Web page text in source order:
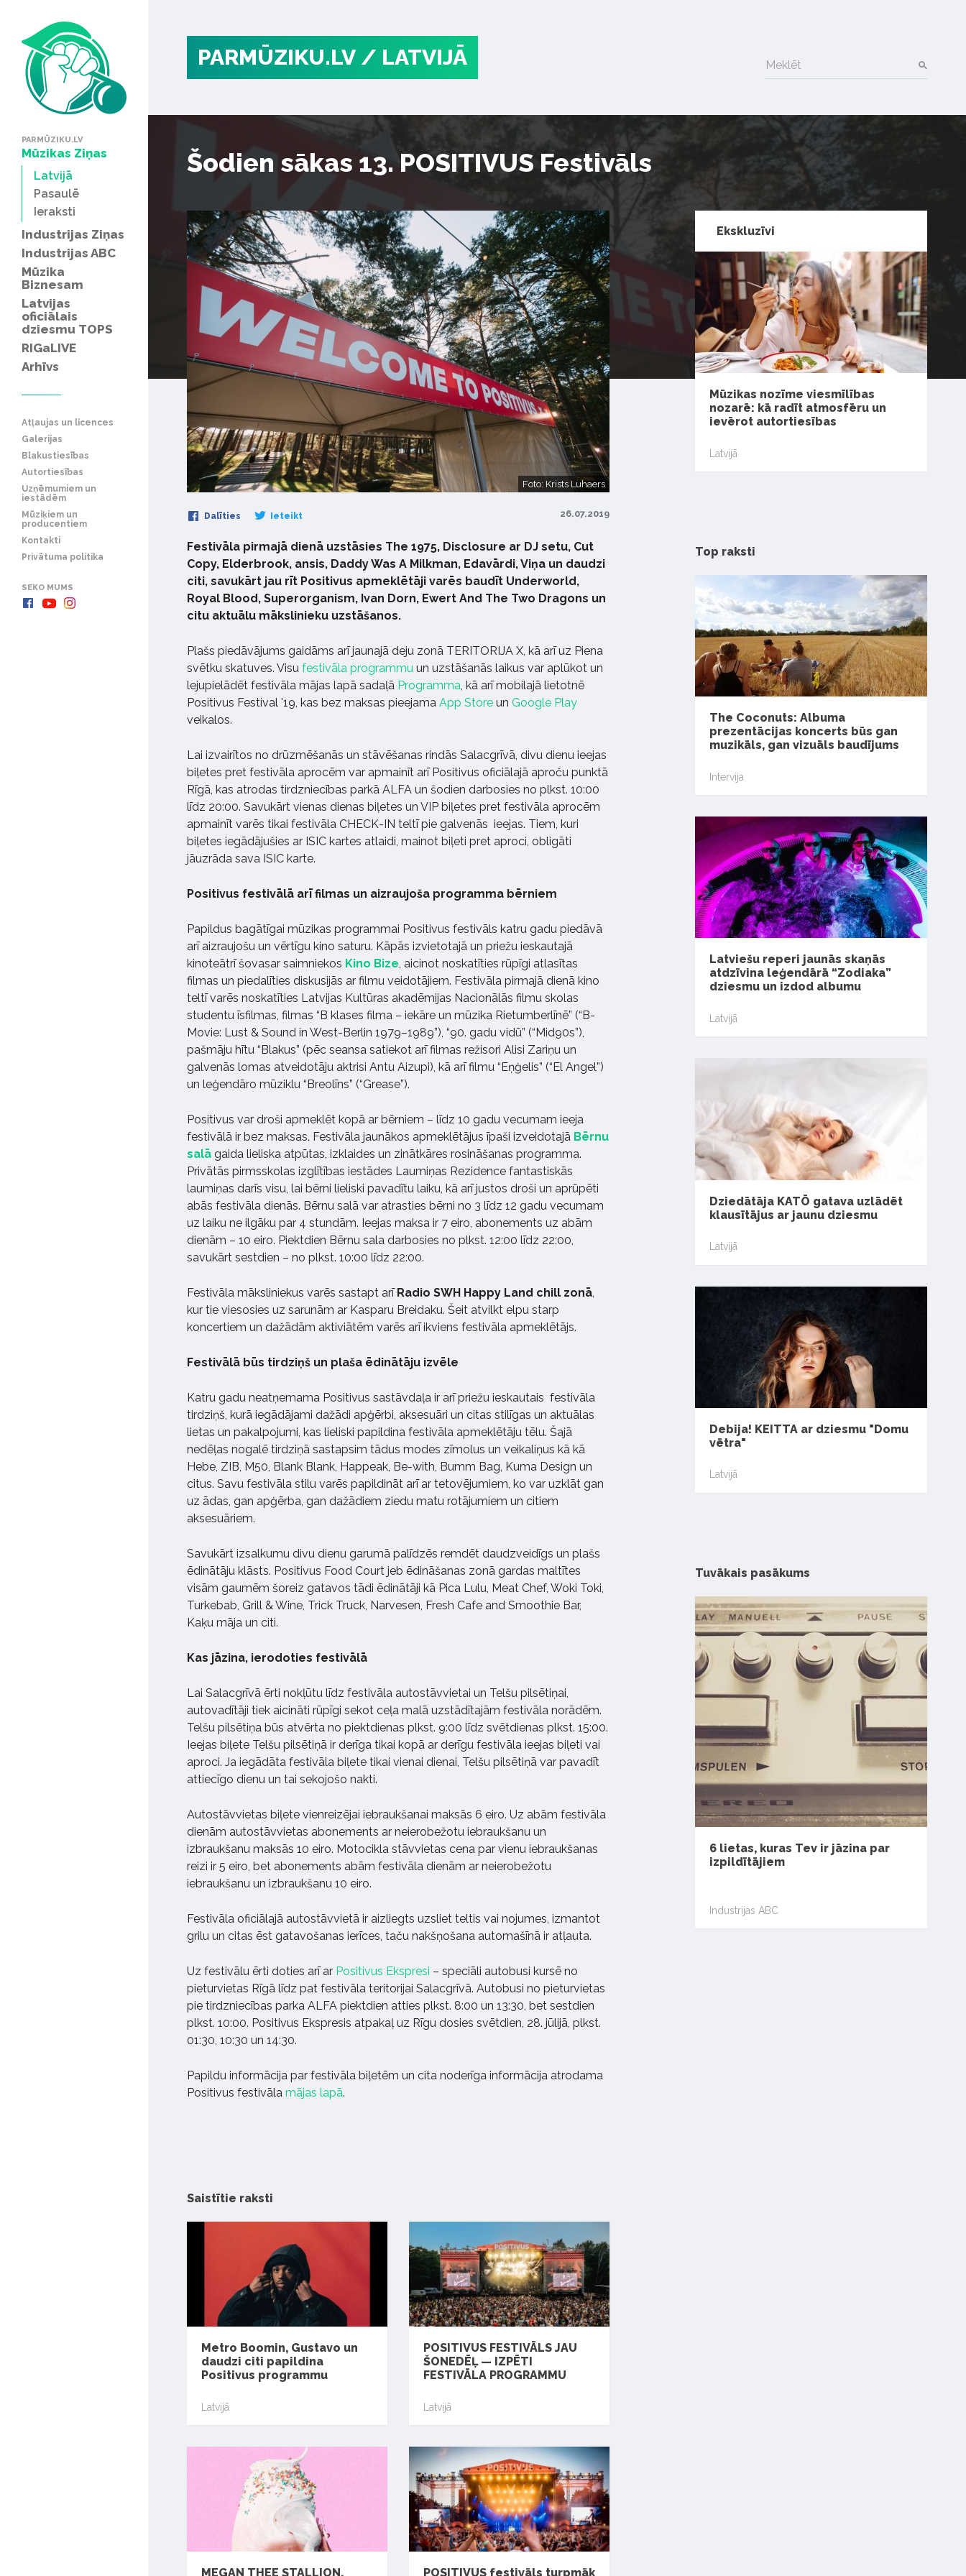
PARMŪZIKU.LV
Mūzikas Ziņas
Latvijā
Pasaulē
Ieraksti
Industrijas Ziņas
Industrijas ABC
Mūzika
Biznesam
Latvijas
oficiālais
dziesmu TOPS
RIGaLIVE
Arhīvs
Atļaujas un licences
Galerijas
Blakustiesības
Autortiesības
Uzņēmumiem un
iestādēm
Mūziķiem un
producentiem
Kontakti
Privātuma politika
SEKO MUMS
PARMŪZIKU.LV / LATVIJĀ Meklēt
Šodien sākas 13. POSITIVUS Festivāls
Foto: Krists Luhaers
Dalīties Ieteikt 26.07.2019
Festivāla pirmajā dienā uzstāsies The 1975, Disclosure ar DJ setu, Cut
Copy, Elderbrook, ansis, Daddy Was A Milkman, Edavārdi, Viņa un daudzi
citi, savukārt jau rīt Positivus apmeklētāji varēs baudīt Underworld,
Royal Blood, Superorganism, Ivan Dorn, Ewert And The Two Dragons un
citu aktuālu mākslinieku uzstāšanos.
Plašs piedāvājums gaidāms arī jaunajā deju zonā TERITORIJA X, kā arī uz Piena
svētku skatuves. Visu festivāla programmu un uzstāšanās laikus var aplūkot un
lejupielādēt festivāla mājas lapā sadaļā Programma, kā arī mobilajā lietotnē
Positivus Festival '19, kas bez maksas pieejama App Store un Google Play
veikalos.
Lai izvairītos no drūzmēšanās un stāvēšanas rindās Salacgrīvā, divu dienu ieejas
biļetes pret festivāla aprocēm var apmainīt arī Positivus oficiālajā aproču punktā
Rīgā, kas atrodas tirdzniecības parkā ALFA un šodien darbosies no plkst. 10:00
līdz 20:00. Savukārt vienas dienas biļetes un VIP biļetes pret festivāla aprocēm
apmainīt varēs tikai festivāla CHECK-IN teltī pie galvenās ieejas. Tiem, kuri
biļetes iegādājušies ar ISIC kartes atlaidi, mainot biļeti pret aproci, obligāti
jāuzrāda sava ISIC karte.
Positivus festivālā arī filmas un aizraujoša programma bērniem
Papildus bagātīgai mūzikas programmai Positivus festivāls katru gadu piedāvā
arī aizraujošu un vērtīgu kino saturu. Kāpās izvietotajā un priežu ieskautajā
kinoteātrī šovasar saimniekos Kino Bize, aicinot noskatīties rūpīgi atlasītas
filmas un piedalīties diskusijās ar filmu veidotājiem. Festivāla pirmajā dienā kino
teltī varēs noskatīties Latvijas Kultūras akadēmijas Nacionālās filmu skolas
studentu īsfilmas, filmas “B klases filma – iekāre un mūzika Rietumberlīnē” (“B-
Movie: Lust & Sound in West-Berlin 1979–1989”), “90. gadu vidū” (“Mid90s”),
pašmāju hītu “Blakus” (pēc seansa satiekot arī filmas režisori Alisi Zariņu un
galvenās lomas atveidotāju aktrisi Antu Aizupi), kā arī filmu “Eņģelis” (“El Angel”)
un leģendāro mūziklu “Breolīns” (“Grease”).
Positivus var droši apmeklēt kopā ar bērniem – līdz 10 gadu vecumam ieeja
festivālā ir bez maksas. Festivāla jaunākos apmeklētājus īpaši izveidotajā Bērnu
salā gaida lieliska atpūtas, izklaides un zinātkāres rosināšanas programma.
Privātās pirmsskolas izglītības iestādes Laumiņas Rezidence fantastiskās
laumiņas darīs visu, lai bērni lieliski pavadītu laiku, kā arī justos droši un aprūpēti
abās festivāla dienās. Bērnu salā var atrasties bērni no 3 līdz 12 gadu vecumam
uz laiku ne ilgāku par 4 stundām. Ieejas maksa ir 7 eiro, abonements uz abām
dienām – 10 eiro. Piektdien Bērnu sala darbosies no plkst. 12:00 līdz 22:00,
savukārt sestdien – no plkst. 10:00 līdz 22:00.
Festivāla māksliniekus varēs sastapt arī Radio SWH Happy Land chill zonā,
kur tie viesosies uz sarunām ar Kasparu Breidaku. Šeit atvilkt elpu starp
koncertiem un dažādām aktiviātēm varēs arī ikviens festivāla apmeklētājs.
Festivālā būs tirdziņš un plaša ēdinātāju izvēle
Katru gadu neatņemama Positivus sastāvdaļa ir arī priežu ieskautais festivāla
tirdziņš, kurā iegādājami dažādi apģērbi, aksesuāri un citas stilīgas un aktuālas
lietas un pakalpojumi, kas lieliski papildina festivāla apmeklētāju tēlu. Šajā
nedēļas nogalē tirdziņā sastapsim tādus modes zīmolus un veikaliņus kā kā
Hebe, ZIB, M50, Blank Blank, Happeak, Be-with, Bumm Bag, Kuma Design un
citus. Savu festivāla stilu varēs papildināt arī ar tetovējumiem, ko var uzklāt gan
uz ādas, gan apģērba, gan dažādiem ziedu matu rotājumiem un citiem
aksesuāriem.
Savukārt izsalkumu divu dienu garumā palīdzēs remdēt daudzveidīgs un plašs
ēdinātāju klāsts. Positivus Food Court jeb ēdināšanas zonā gardas maltītes
visām gaumēm šoreiz gatavos tādi ēdinātāji kā Pica Lulu, Meat Chef, Woki Toki,
Turkebab, Grill & Wine, Trick Truck, Narvesen, Fresh Cafe and Smoothie Bar,
Kaķu māja un citi.
Kas jāzina, ierodoties festivālā
Lai Salacgrīvā ērti nokļūtu līdz festivāla autostāvvietai un Telšu pilsētiņai,
autovadītāji tiek aicināti rūpīgi sekot ceļa malā uzstādītajām festivāla norādēm.
Telšu pilsētiņa būs atvērta no piektdienas plkst. 9:00 līdz svētdienas plkst. 15:00.
Ieejas biļete Telšu pilsētiņā ir derīga tikai kopā ar derīgu festivāla ieejas biļeti vai
aproci. Ja iegādāta festivāla biļete tikai vienai dienai, Telšu pilsētiņā var pavadīt
attiecīgo dienu un tai sekojošo nakti.
Autostāvvietas biļete vienreizējai iebraukšanai maksās 6 eiro. Uz abām festivāla
dienām autostāvvietas abonements ar neierobežotu iebraukšanu un
izbraukšanu maksās 10 eiro. Motocikla stāvvietas cena par vienu iebraukšanas
reizi ir 5 eiro, bet abonements abām festivāla dienām ar neierobežotu
iebraukšanu un izbraukšanu 10 eiro.
Festivāla oficiālajā autostāvvietā ir aizliegts uzsliet teltis vai nojumes, izmantot
grilu un citas ēst gatavošanas ierīces, taču nakšņošana automašīnā ir atļauta.
Uz festivālu ērti doties arī ar Positivus Ekspresi – speciāli autobusi kursē no
pieturvietas Rīgā līdz pat festivāla teritorijai Salacgrīvā. Autobusi no pieturvietas
pie tirdzniecības parka ALFA piektdien atties plkst. 8:00 un 13:30, bet sestdien
plkst. 10:00. Positivus Ekspresis atpakaļ uz Rīgu dosies svētdien, 28. jūlijā, plkst.
01:30, 10:30 un 14:30.
Papildu informācija par festivāla biļetēm un cita noderīga informācija atrodama
Positivus festivāla mājas lapā.
Saistītie raksti
Metro Boomin, Gustavo un
daudzi citi papildina
Positivus programmu
Latvijā
POSITIVUS FESTIVĀLS JAU
ŠONEDĒĻ — IZPĒTI
FESTIVĀLA PROGRAMMU
Latvijā
MEGAN THEE STALLION, POSITIVUS festivāls turpmāk
Ekskluzīvi
Mūzikas nozīme viesmīlības
nozarē: kā radīt atmosfēru un
ievērot autortiesības
Latvijā
Top raksti
The Coconuts: Albuma
prezentācijas koncerts būs gan
muzikāls, gan vizuāls baudījums
Intervija
Latviešu reperi jaunās skaņās
atdzīvina leģendārā “Zodiaka”
dziesmu un izdod albumu
Latvijā
Dziedātāja KATŌ gatava uzlādēt
klausītājus ar jaunu dziesmu
Latvijā
Debija! KEITTA ar dziesmu "Domu
vētra"
Latvijā
Tuvākais pasākums
6 lietas, kuras Tev ir jāzina par
izpildītājiem
Industrijas ABC